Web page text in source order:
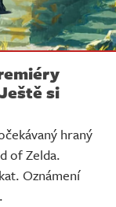
si
hraný
of Zelda.
Oznámení